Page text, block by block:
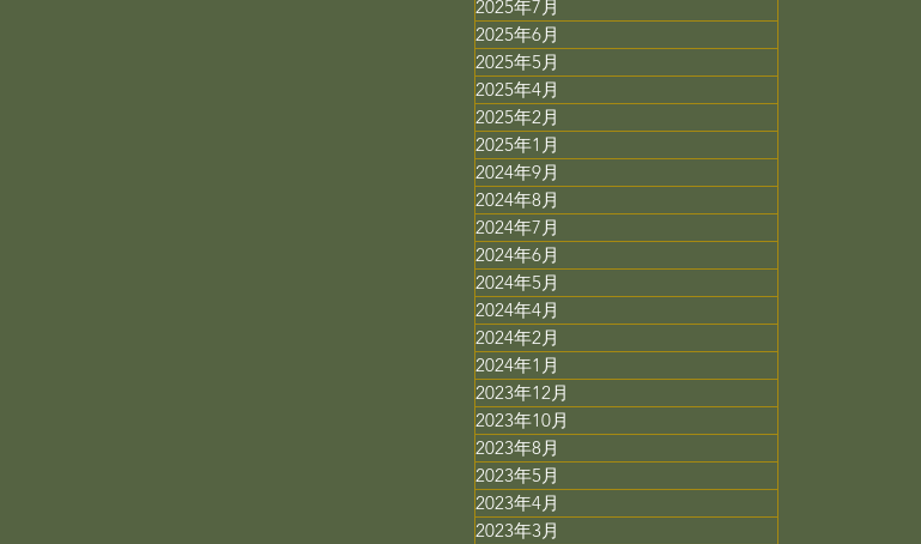
2025年7月
2025年6月
2025年5月
2025年4月
2025年2月
2025年1月
2024年9月
2024年8月
2024年7月
2024年6月
2024年5月
2024年4月
2024年2月
2024年1月
2023年12月
2023年10月
2023年8月
2023年5月
2023年4月
2023年3月